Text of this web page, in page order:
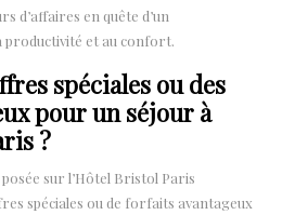
d’affaires en quête d’un
productivité et au confort.
spéciales ou des
pour un séjour à
?
sur l’Hôtel Bristol Paris
spéciales ou de forfaits avantageux